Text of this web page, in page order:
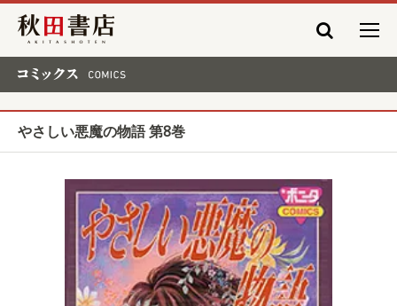
秋田書店
やさしい悪魔の物語 第8巻